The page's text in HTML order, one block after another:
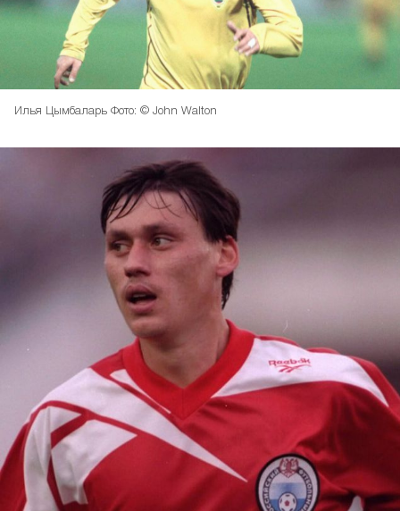
Илья Цымбаларь Фото: © John Walton